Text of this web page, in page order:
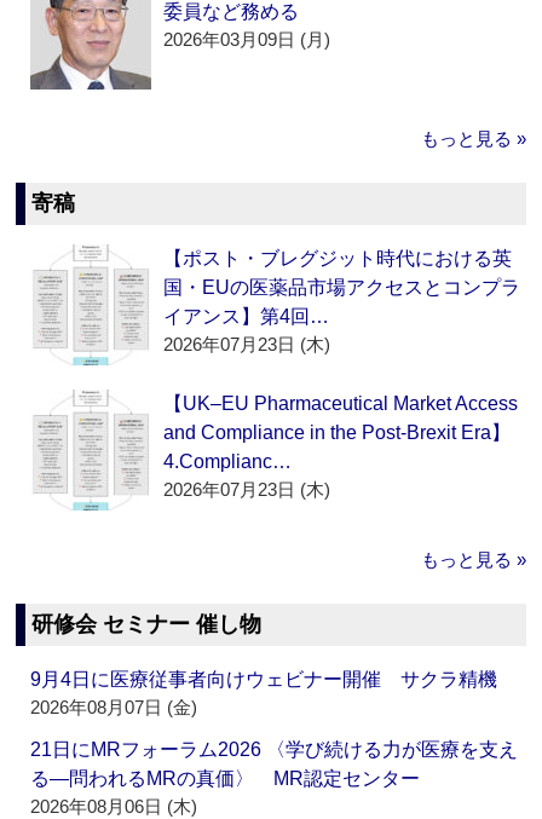
委員など務める
2026年03月09日 (月)
もっと見る »
寄稿
【ポスト・ブレグジット時代における英
国・EUの医薬品市場アクセスとコンプラ
イアンス】第4回…
2026年07月23日 (木)
【UK–EU Pharmaceutical Market Access
and Compliance in the Post-Brexit Era】
4.Complianc…
2026年07月23日 (木)
もっと見る »
研修会 セミナー 催し物
9月4日に医療従事者向けウェビナー開催 サクラ精機
2026年08月07日 (金)
21日にMRフォーラム2026 〈学び続ける力が医療を支え
る―問われるMRの真価〉 MR認定センター
2026年08月06日 (木)